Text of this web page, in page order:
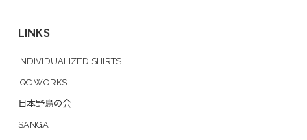
LINKS
INDIVIDUALIZED SHIRTS
IQC WORKS
日本野鳥の会
SANGA